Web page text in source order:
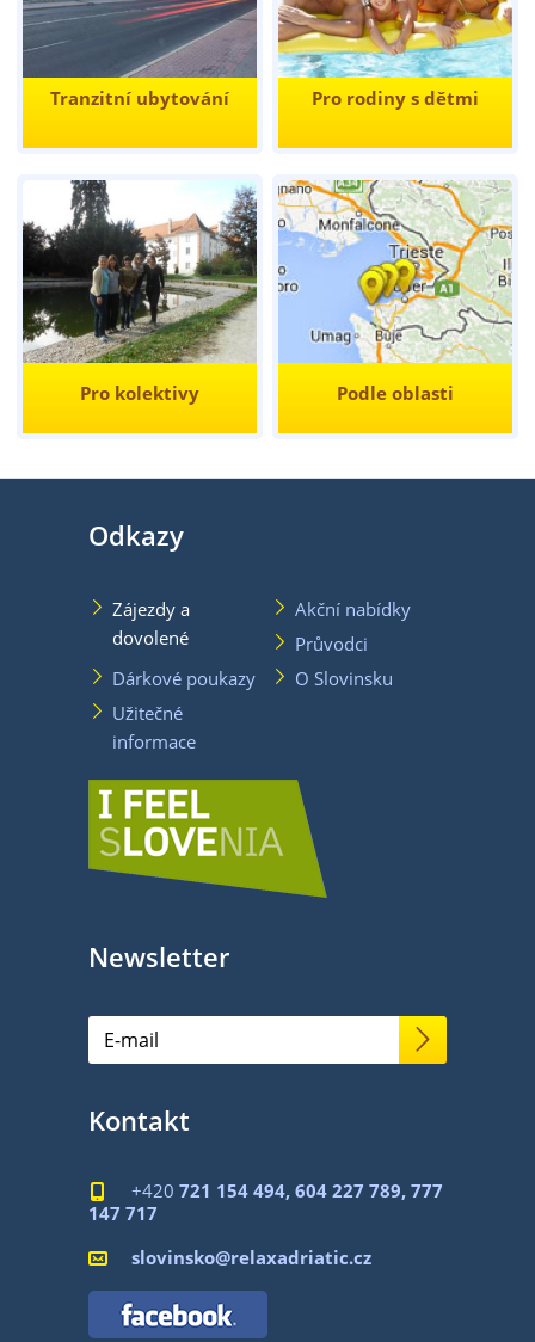
Tranzitní ubytování Pro rodiny s dětmi
Pro kolektivy Podle oblasti
Odkazy
Zájezdy a
dovolené
Akční nabídky
Průvodci
Dárkové poukazy
O Slovinsku
Užitečné
informace
Newsletter
Kontakt
 +420 721 154 494, 604 227 789, 777
147 717
 slovinsko@relaxadriatic.cz